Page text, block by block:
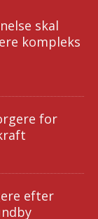
skal
kompleks
for
efter